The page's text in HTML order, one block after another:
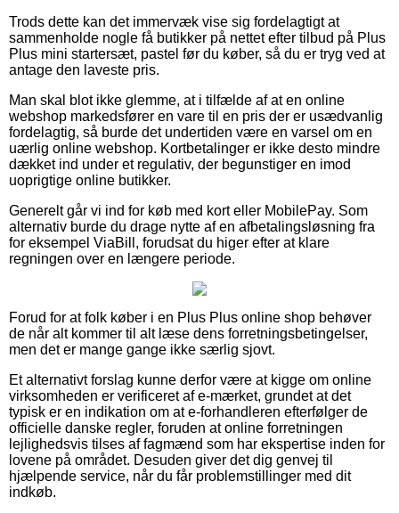
Trods dette kan det immervæk vise sig fordelagtigt at
sammenholde nogle få butikker på nettet efter tilbud på Plus
Plus mini startersæt, pastel før du køber, så du er tryg ved at
antage den laveste pris.
Man skal blot ikke glemme, at i tilfælde af at en online
webshop markedsfører en vare til en pris der er usædvanlig
fordelagtig, så burde det undertiden være en varsel om en
uærlig online webshop. Kortbetalinger er ikke desto mindre
dækket ind under et regulativ, der begunstiger en imod
uoprigtige online butikker.
Generelt går vi ind for køb med kort eller MobilePay. Som
alternativ burde du drage nytte af en afbetalingsløsning fra
for eksempel ViaBill, forudsat du higer efter at klare
regningen over en længere periode.
Forud for at folk køber i en Plus Plus online shop behøver
de når alt kommer til alt læse dens forretningsbetingelser,
men det er mange gange ikke særlig sjovt.
Et alternativt forslag kunne derfor være at kigge om online
virksomheden er verificeret af e-mærket, grundet at det
typisk er en indikation om at e-forhandleren efterfølger de
officielle danske regler, foruden at online forretningen
lejlighedsvis tilses af fagmænd som har ekspertise inden for
lovene på området. Desuden giver det dig genvej til
hjælpende service, når du får problemstillinger med dit
indkøb.